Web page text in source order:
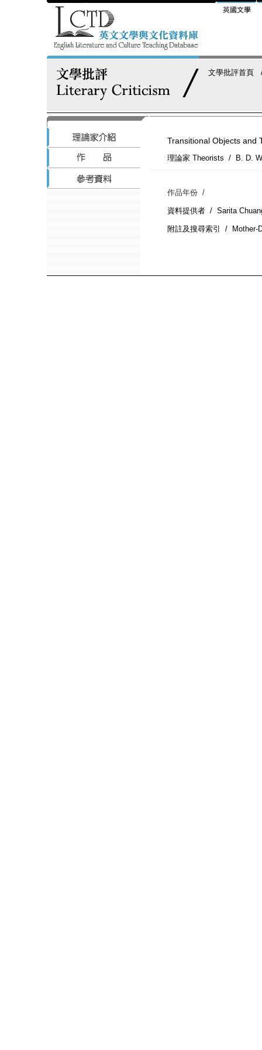
文學批評首頁
Transitional Objects and
理論家 Theorists / B. D.
作品年份 /
資料提供者 / Sarita
附註及搜尋索引 / Mother-